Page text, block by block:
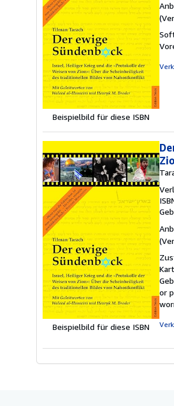
Beispielbild für diese ISBN
Beispielbild für diese ISBN
or